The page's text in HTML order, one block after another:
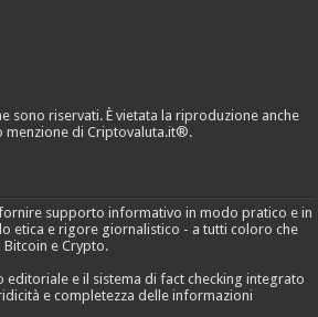
sono riservati. È vietata la riproduzione anche
menzione di Criptovaluta.it®.
supporto informativo in modo pratico e in
etica e rigore giornalistico - a tutti coloro che
e Crypto.
e il sistema di fact checking integrato
e completezza delle informazioni